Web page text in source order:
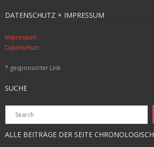
DATENSCHUTZ + IMPRESSUM
Impressum
Datenschutz
* gesponsorter Link
SUCHE
ALLE BEITRÄGE DER SEITE CHRONOLOGISCH